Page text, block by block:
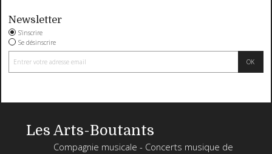
Newsletter
S'inscrire
Se désinscrire
Les Arts-Boutants
Compagnie musicale - Concerts musique de